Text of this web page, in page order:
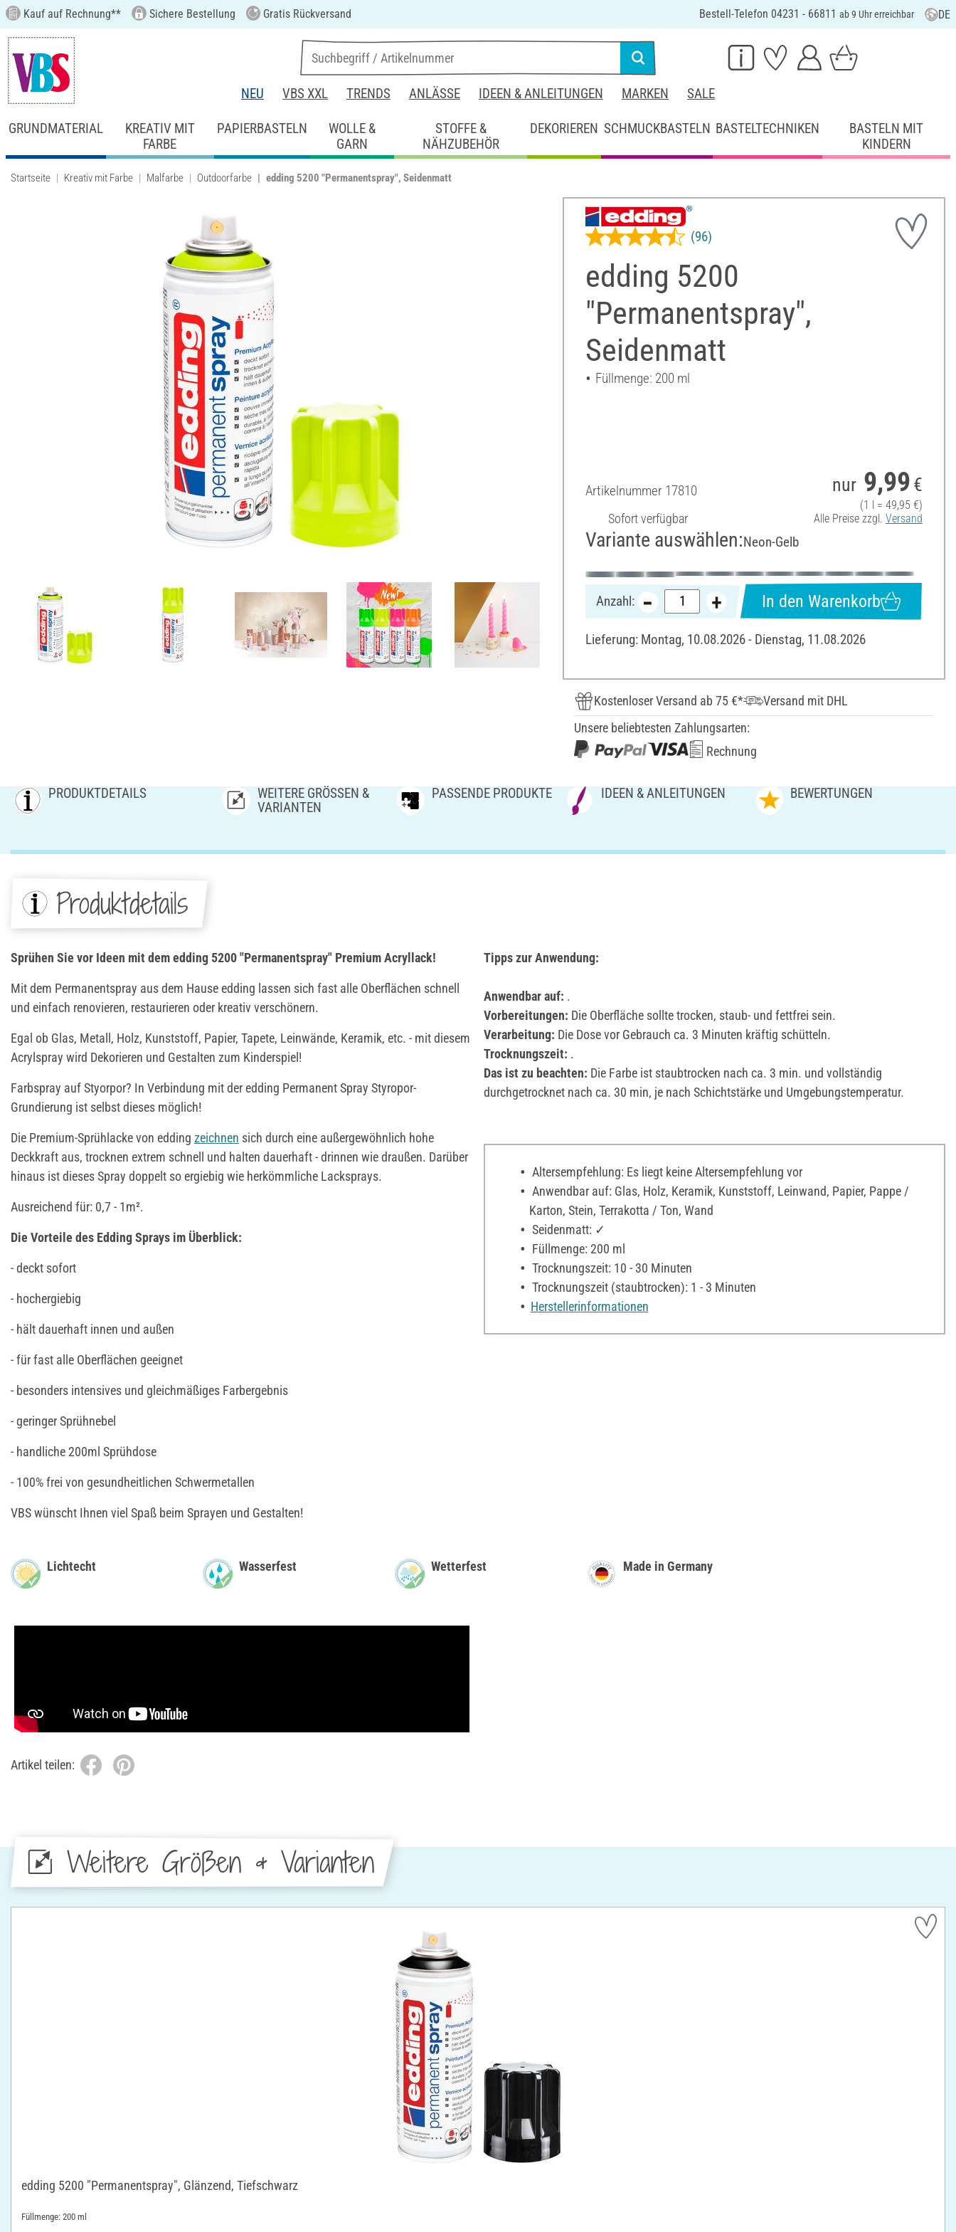
Kauf auf Rechnung** Sichere Bestellung Gratis Rückversand Bestell-Telefon 04231 - 66811 ab 9 Uhr erreichbar DE
NEU VBS XXL TRENDS ANLÄSSE IDEEN & ANLEITUNGEN MARKEN SALE
GRUNDMATERIAL
KREATIV MIT
FARBE
PAPIERBASTELN
WOLLE &
GARN
STOFFE &
NÄHZUBEHÖR
DEKORIEREN SCHMUCKBASTELN BASTELTECHNIKEN
BASTELN MIT
KINDERN
Startseite Kreativ mit Farbe Malfarbe Outdoorfarbe edding 5200 "Permanentspray", Seidenmatt
edding 5200
"Permanentspray",
Seidenmatt
(96)
Füllmenge: 200 ml
Artikelnummer 17810
Sofort verfügbar
nur 9,99 €
(1 l = 49,95 €)
Alle Preise zzgl. Versand
Variante auswählen:Neon-Gelb
Anzahl: In den Warenkorb
Lieferung: Montag, 10.08.2026 - Dienstag, 11.08.2026
Kostenloser Versand ab 75 €*
Versand mit DHL
Unsere beliebtesten Zahlungsarten:
Rechnung
PRODUKTDETAILS
WEITERE GRÖSSEN & V
ARIANTEN
PASSENDE PRODUKTE IDEEN & ANLEITUNGEN BEWERTUNGEN
Produktdetails
Sprühen Sie vor Ideen mit dem edding 5200 "Permanentspray" Premium Acryllack!
Mit dem Permanentspray aus dem Hause edding lassen sich fast alle Oberflächen schnell
und einfach renovieren, restaurieren oder kreativ verschönern.
Egal ob Glas, Metall, Holz, Kunststoff, Papier, Tapete, Leinwände, Keramik, etc. - mit diesem
Acrylspray wird Dekorieren und Gestalten zum Kinderspiel!
Farbspray auf Styorpor? In Verbindung mit der edding Permanent Spray Styropor-
Grundierung ist selbst dieses möglich!
Die Premium-Sprühlacke von edding zeichnen sich durch eine außergewöhnlich hohe
Deckkraft aus, trocknen extrem schnell und halten dauerhaft - drinnen wie draußen. Darüber
hinaus ist dieses Spray doppelt so ergiebig wie herkömmliche Lacksprays.
Ausreichend für: 0,7 - 1m².
Die Vorteile des Edding Sprays im Überblick:
- deckt sofort
- hochergiebig
- hält dauerhaft innen und außen
- für fast alle Oberflächen geeignet
- besonders intensives und gleichmäßiges Farbergebnis
- geringer Sprühnebel
- handliche 200ml Sprühdose
- 100% frei von gesundheitlichen Schwermetallen
VBS wünscht Ihnen viel Spaß beim Sprayen und Gestalten!
Tipps zur Anwendung:
Anwendbar auf: .
Vorbereitungen: Die Oberfläche sollte trocken, staub- und fettfrei sein.
Verarbeitung: Die Dose vor Gebrauch ca. 3 Minuten kräftig schütteln.
Trocknungszeit: .
Das ist zu beachten: Die Farbe ist staubtrocken nach ca. 3 min. und vollständig
durchgetrocknet nach ca. 30 min, je nach Schichtstärke und Umgebungstemperatur.
Altersempfehlung: Es liegt keine Altersempfehlung vor
Anwendbar auf: Glas, Holz, Keramik, Kunststoff, Leinwand, Papier, Pappe /
Karton, Stein, Terrakotta / Ton, Wand
Seidenmatt: ✓
Füllmenge: 200 ml
Trocknungszeit: 10 - 30 Minuten
Trocknungszeit (staubtrocken): 1 - 3 Minuten
Herstellerinformationen
Lichtecht Wasserfest Wetterfest Made in Germany
Artikel teilen:
Weitere Größen & Varianten
edding 5200 "Permanentspray", Glänzend, Tiefschwarz
Füllmenge: 200 ml